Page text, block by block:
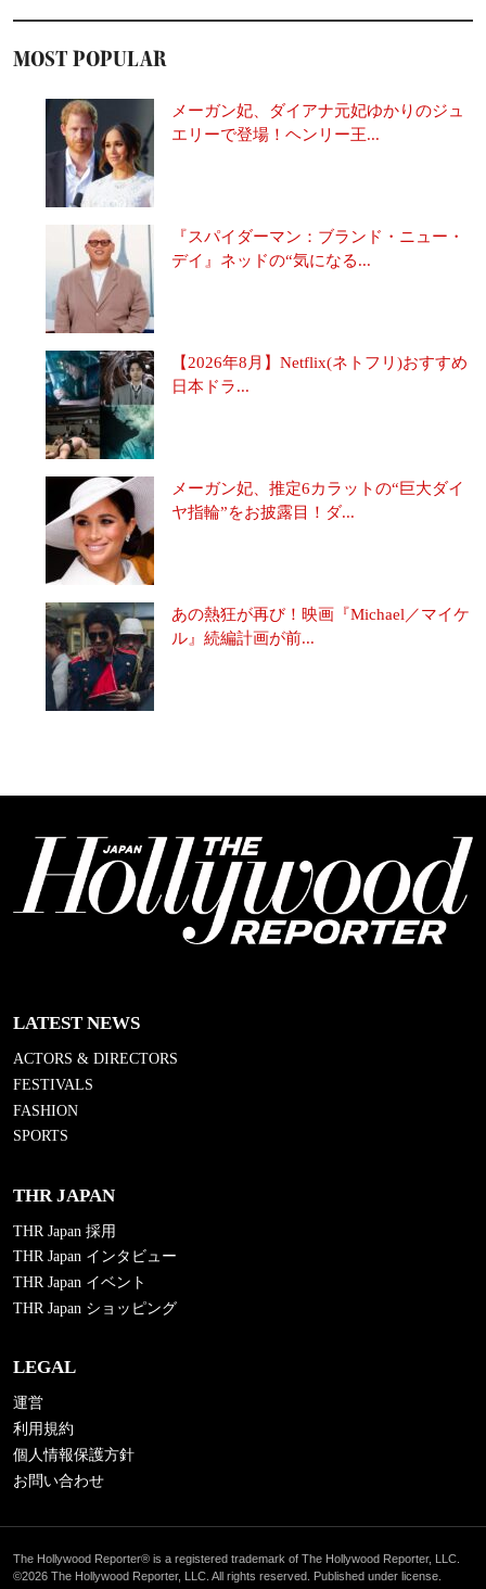
MOST POPULAR
メーガン妃、ダイアナ元妃ゆかりのジュ
エリーで登場！ヘンリー王...
『スパイダーマン：ブランド・ニュー・
デイ』ネッドの“気になる...
【2026年8月】Netflix(ネトフリ)おすすめ
日本ドラ...
メーガン妃、推定6カラットの“巨大ダイ
ヤ指輪”をお披露目！ダ...
あの熱狂が再び！映画『Michael／マイケ
ル』続編計画が前...
LATEST NEWS
ACTORS & DIRECTORS
FESTIVALS
FASHION
SPORTS
THR JAPAN
THR Japan 採用
THR Japan インタビュー
THR Japan イベント
THR Japan ショッピング
LEGAL
運営
利用規約
個人情報保護方針
お問い合わせ
The Hollywood Reporter® is a registered trademark of The Hollywood Reporter, LLC.
©2026 The Hollywood Reporter, LLC. All rights reserved. Published under license.